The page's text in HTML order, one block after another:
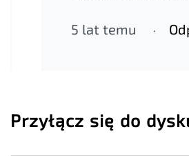
5 lat temu
Przyłącz się do